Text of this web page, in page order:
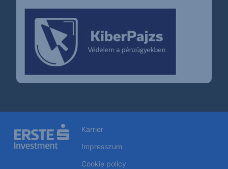
Karrier
Impresszum
Cookie policy